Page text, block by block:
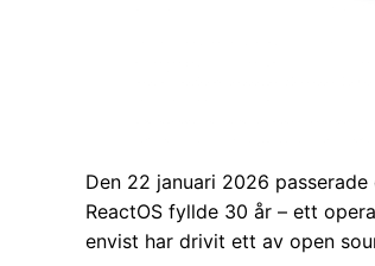
Den 22 januari 2026
ReactOS fyllde 30 år – ett
envist har drivit ett av open